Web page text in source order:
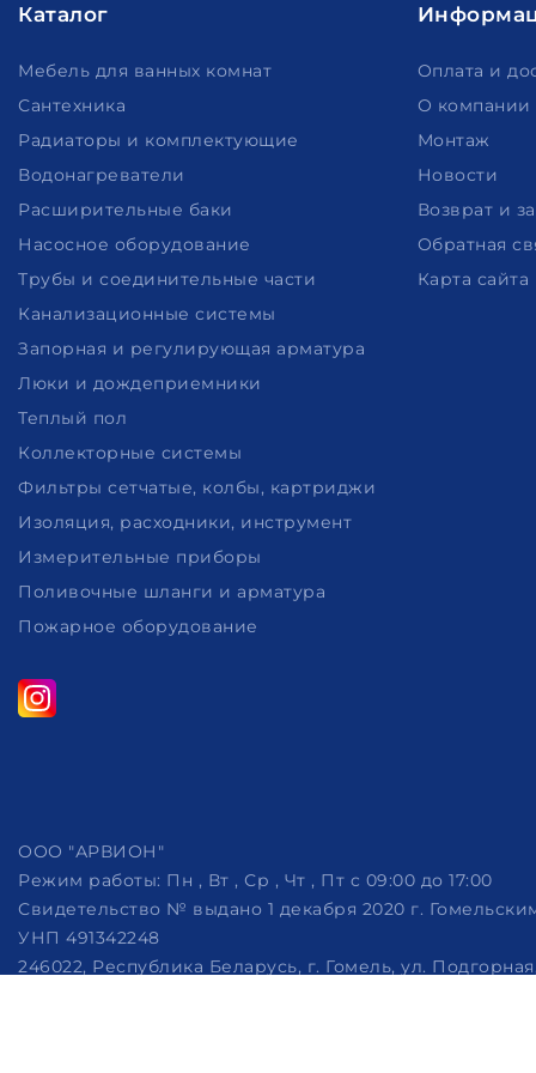
Каталог
Мебель для ванных комнат
Сантехника
Радиаторы и комплектующие
Водонагреватели
Расширительные баки
Насосное оборудование
Трубы и соединительные части
Канализационные системы
Запорная и регулирующая арматура
Люки и дождеприемники
Теплый пол
Коллекторные системы
Фильтры сетчатые, колбы, картриджи
Изоляция, расходники, инструмент
Измерительные приборы
Поливочные шланги и арматура
Пожарное оборудование
Оплата и
О компании
Монтаж
Новости
Возврат и
Обратная
Карта сайта
ООО "АРВИОН"
Режим работы: Пн , Вт , Ср , Чт , Пт c 09:00 до 17:00
Свидетельство № выдано 1 декабря 2020 г.
УНП 491342248
246022, Республика Беларусь, г. Гомель, ул.